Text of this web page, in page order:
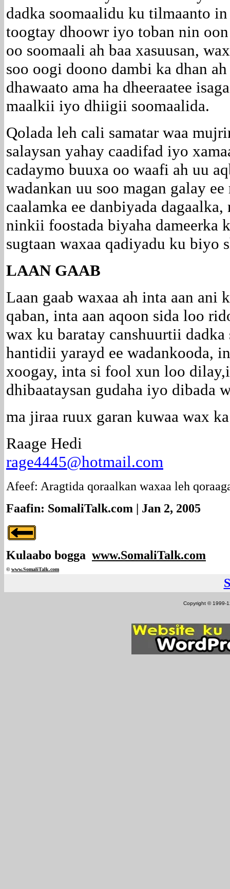
dadka soomaalidu ku tilmaanto
toogtay dhoowr iyo toban nin
oo soomaali ah baa xasuusan,
soo oogi doono dambi ka dhan
dhawaato ama ha dheeraatee
maalkii iyo dhiigii soomaalida.
Qolada leh cali samatar waa
salaysan yahay caadifad iyo
cadaymo buuxa oo waafi ah uu
wadankan uu soo magan galay
caalamka ee danbiyada
ninkii foostada biyaha dameerka
sugtaan waxaa qadiyadu ku biyo
LAAN GAAB
Laan gaab waxaa ah inta aan
qaban, inta aan aqoon sida loo
wax ku baratay canshuurtii
hantidii yarayd ee wadankooda,
xoogay, inta si fool xun loo
dhibaataysan gudaha iyo dibada
ma jiraa ruux garan kuwaa wax
Raage Hedi
rage4445@hotmail.com
Afeef: Aragtida qoraalkan waxaa leh
Faafin: SomaliTalk.com | Jan 2, 2005
Kulaabo bogga www.SomaliTalk.com
©www.SomaliTalk.com
Copyright © 1999-